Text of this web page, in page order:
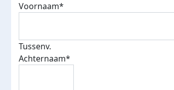
Voornaam*
Tussenv.
Achternaam*